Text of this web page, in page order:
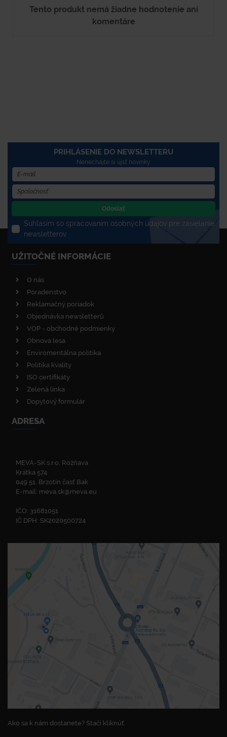
Tento produkt nemá žiadne hodnotenie ani
komentáre
PRIHLÁSENIE DO NEWSLETTERU
Nenechajte si újsť novinky
Odoslať
Súhlasím so spracovaním osobných údajov pre zasielanie
newsletterov
UŽITOČNÉ INFORMÁCIE
O nás
Poradenstvo
Reklamačný poriadok
Objednávka newsletterů
VOP - obchodné podmienky
Obnova lesa
Enviromentálna politika
Politika kvality
ISO certifikáty
Zelená linka
Dopytový formulár
ADRESA
MEVA-SK s.r.o. Rožňava
Krátka 574
049 51, Brzotín časť Bak
E-mail: meva.sk@meva.eu
IČO: 31681051
IČ DPH: SK2020500724
Ako sa k nám dostanete? Stačí kliknúť.